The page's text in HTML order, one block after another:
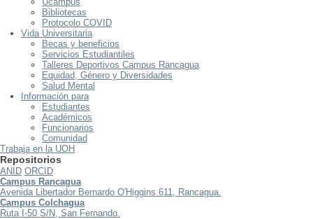
Bibliotecas
Protocolo COVID
Vida Universitaria
Becas y beneficios
Servicios Estudiantiles
Talleres Deportivos Campus Rancagua
Equidad, Género y Diversidades
Salud Mental
Información para
Estudiantes
Académicos
Funcionarios
Comunidad
Trabaja en la UOH
Repositorios
ANID ORCID
Campus Rancagua
Avenida Libertador Bernardo O'Higgins 611, Rancagua.
Campus Colchagua
Ruta I-50 S/N, San Fernando.